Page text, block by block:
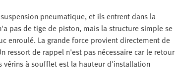
pneumatique, et ils entrent dans la
pas de tige de piston, mais la structure simple se
enroulé. La grande force provient directement de
ressort de rappel n'est pas nécessaire car le retour
vérins à soufflet est la hauteur d'installation